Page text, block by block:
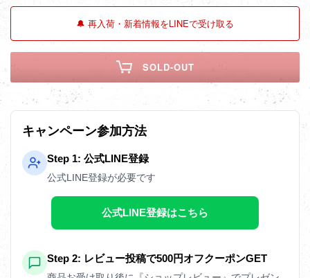
🔔 再入荷・新着情報をLINEで受け取る
SOLD-OUT
キャンペーン参加方法
Step 1: 公式LINE登録
公式LINE登録が必要です
公式LINE登録はこちら
Step 2: レビュー投稿で500円オフクーポンGET